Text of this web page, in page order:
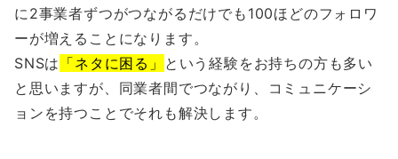
に2事業者ずつがつながるだけでも100ほどのフォロワ
ーが増えることになります。
SNSは 「ネタに困る」 という経験をお持ちの方も多い
と思いますが、同業者間でつながり、コミュニケーシ
ョンを持つことでそれも解決します。